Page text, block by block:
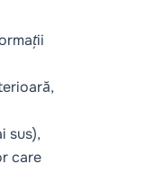
sus),
care